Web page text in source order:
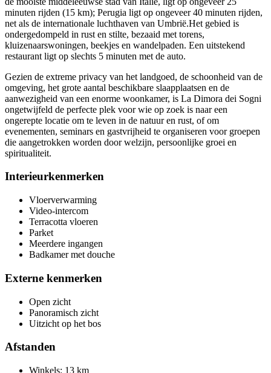
minuten rijden (15 km); Perugia ligt op ongeveer 40 minuten rijden,
net als de internationale luchthaven van Umbrië.Het gebied is
ondergedompeld in rust en stilte, bezaaid met torens,
kluizenaarswoningen, beekjes en wandelpaden. Een uitstekend
restaurant ligt op slechts 5 minuten met de auto.
Gezien de extreme privacy van het landgoed, de schoonheid van de
omgeving, het grote aantal beschikbare slaapplaatsen en de
aanwezigheid van een enorme woonkamer, is La Dimora dei Sogni
ongetwijfeld de perfecte plek voor wie op zoek is naar een
ongerepte locatie om te leven in de natuur en rust, of om
evenementen, seminars en gastvrijheid te organiseren voor groepen
die aangetrokken worden door welzijn, persoonlijke groei en
spiritualiteit.
Interieurkenmerken
Vloerverwarming
Video-intercom
Terracotta vloeren
Parket
Meerdere ingangen
Badkamer met douche
Externe kenmerken
Open zicht
Panoramisch zicht
Uitzicht op het bos
Afstanden
Winkels: 13 km